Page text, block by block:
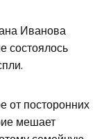
Иванова
состоялось
от посторонних
мешает